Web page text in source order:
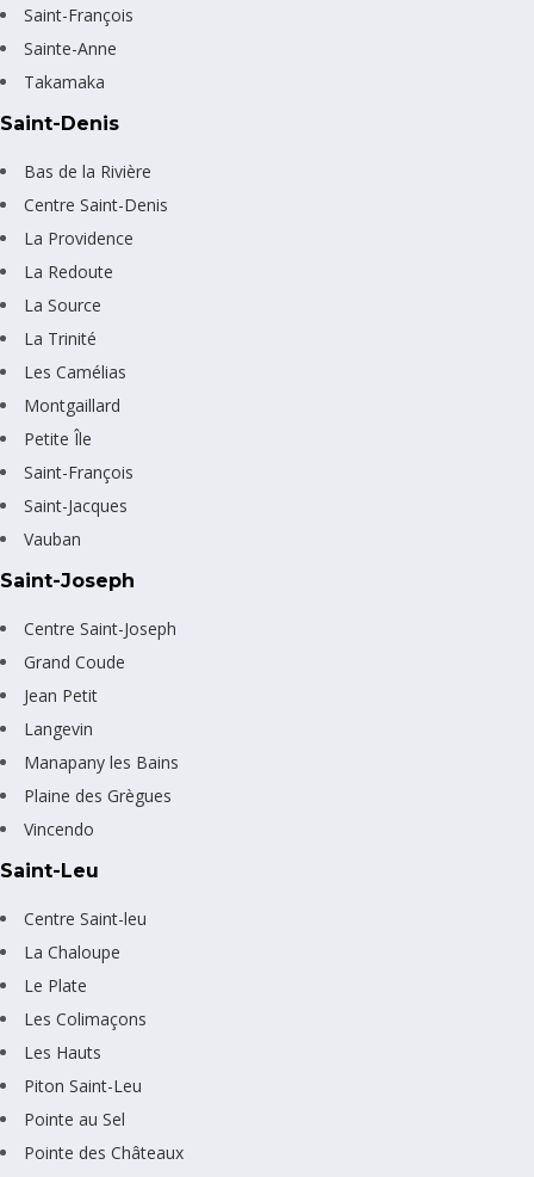
Saint-François
Sainte-Anne
Takamaka
Saint-Denis
Bas de la Rivière
Centre Saint-Denis
La Providence
La Redoute
La Source
La Trinité
Les Camélias
Montgaillard
Petite Île
Saint-François
Saint-Jacques
Vauban
Saint-Joseph
Centre Saint-Joseph
Grand Coude
Jean Petit
Langevin
Manapany les Bains
Plaine des Grègues
Vincendo
Saint-Leu
Centre Saint-leu
La Chaloupe
Le Plate
Les Colimaçons
Les Hauts
Piton Saint-Leu
Pointe au Sel
Pointe des Châteaux